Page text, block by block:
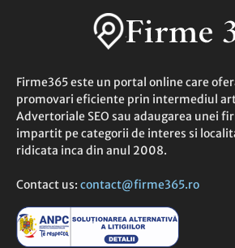
Firme365 este un portal online care
promovari eficiente prin intermediul
Advertoriale SEO sau adaugarea unei
impartit pe categorii de interes si
ridicata inca din anul 2008.
Contact us: contact@firme365.ro